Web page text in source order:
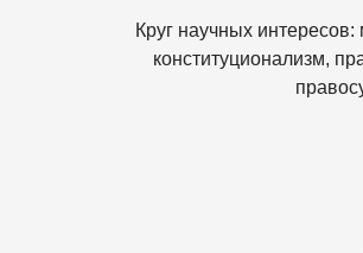
Круг научных
конституционализм,